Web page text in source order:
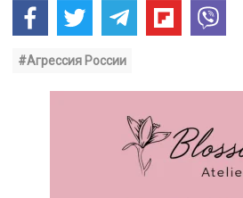
#Агрессия России